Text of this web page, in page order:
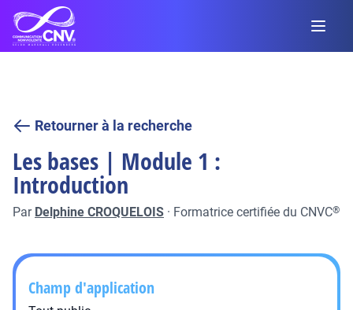
Retourner à la recherche
Les bases | Module 1 :
Introduction
Par Delphine CROQUELOIS · Formatrice certifiée du CNVC®
Champ d'application